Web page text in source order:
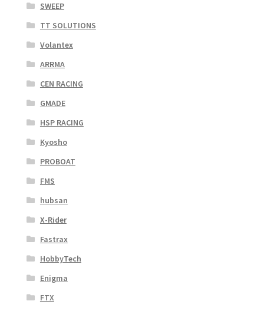
SWEEP
TT SOLUTIONS
Volantex
ARRMA
CEN RACING
GMADE
HSP RACING
Kyosho
PROBOAT
FMS
hubsan
X-Rider
Fastrax
HobbyTech
Enigma
FTX